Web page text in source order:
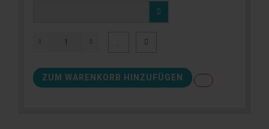
ZUM WARENKORB HINZUFÜGEN